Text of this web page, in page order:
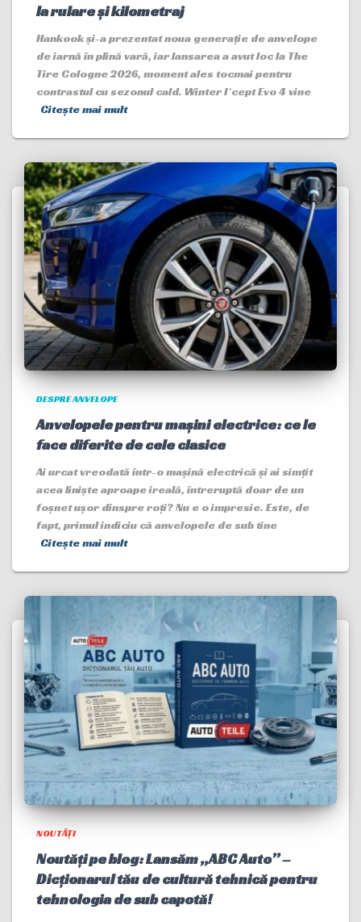
la rulare și kilometraj
Hankook și-a prezentat noua generație de anvelope
de iarnă în plină vară, iar lansarea a avut loc la The
Tire Cologne 2026, moment ales tocmai pentru
contrastul cu sezonul cald. Winter I*cept Evo 4 vine
Citește mai mult
DESPRE ANVELOPE
Anvelopele pentru mașini electrice: ce le
face diferite de cele clasice
Ai urcat vreodată într-o mașină electrică și ai simțit
acea liniște aproape ireală, întreruptă doar de un
foșnet ușor dinspre roți? Nu e o impresie. Este, de
fapt, primul indiciu că anvelopele de sub tine
Citește mai mult
NOUTĂȚI
Noutăți pe blog: Lansăm „ABC Auto” –
Dicționarul tău de cultură tehnică pentru
tehnologia de sub capotă!